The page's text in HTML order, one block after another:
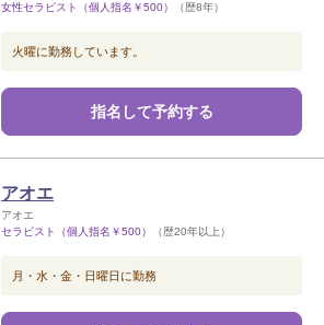
女性セラピスト（個人指名￥500）
（歴8年）
火曜に勤務しています。
指名して予約する
アオエ
アオエ
セラピスト（個人指名￥500）
（歴20年以上）
月・水・金・日曜日に勤務